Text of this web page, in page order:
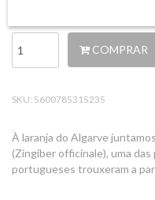
COMPRAR
SKU: 5600785315235
À laranja do Algarve
(Zingiber officinale), uma
portugueses trouxeram a